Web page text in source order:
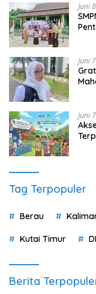
Juni
Juni
Juni
Tag Terpopuler
Berau
Kutai Timur
Berita